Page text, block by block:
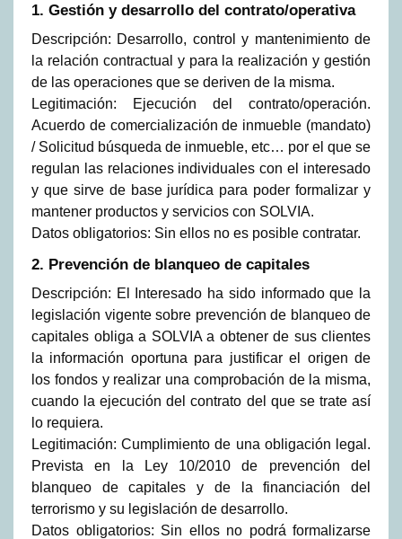
1. Gestión y desarrollo del contrato/operativa
Descripción: Desarrollo, control y mantenimiento de
la relación contractual y para la realización y gestión
de las operaciones que se deriven de la misma.
Legitimación: Ejecución del contrato/operación.
Acuerdo de comercialización de inmueble (mandato)
/ Solicitud búsqueda de inmueble, etc… por el que se
regulan las relaciones individuales con el interesado
y que sirve de base jurídica para poder formalizar y
mantener productos y servicios con SOLVIA.
Datos obligatorios: Sin ellos no es posible contratar.
2. Prevención de blanqueo de capitales
Descripción: El Interesado ha sido informado que la
legislación vigente sobre prevención de blanqueo de
capitales obliga a SOLVIA a obtener de sus clientes
la información oportuna para justificar el origen de
los fondos y realizar una comprobación de la misma,
cuando la ejecución del contrato del que se trate así
lo requiera.
Legitimación: Cumplimiento de una obligación legal.
Prevista en la Ley 10/2010 de prevención del
blanqueo de capitales y de la financiación del
terrorismo y su legislación de desarrollo.
Datos obligatorios: Sin ellos no podrá formalizarse